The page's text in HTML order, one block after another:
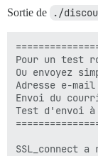
Sortie de ./
Pour un test
Ou envoyez
Adresse e-
Envoi du
Test d'envoi à